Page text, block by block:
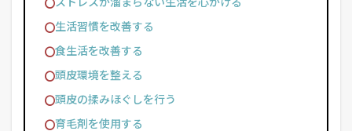
生活習慣を改善する
食生活を改善する
頭皮環境を整える
頭皮の揉みほぐしを行う
育毛剤を使用する